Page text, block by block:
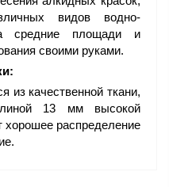
видов водно-
средние площади и
своими руками.
из качественной ткани,
13 мм высокой
хорошее распределение